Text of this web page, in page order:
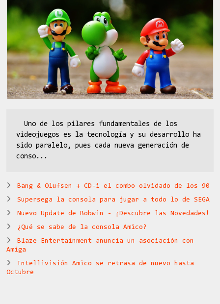
Uno de los pilares fundamentales de los
videojuegos es la tecnología y su desarrollo ha
sido paralelo, pues cada nueva generación de
conso...
Bang & Olufsen + CD-i el combo olvidado de los 90
Supersega la consola para jugar a todo lo de SEGA
Nuevo Update de Bobwin - ¡Descubre las Novedades!
¿Qué se sabe de la consola Amico?
Blaze Entertainment anuncia un asociación con
Amiga
Intellivisión Amico se retrasa de nuevo hasta
Octubre